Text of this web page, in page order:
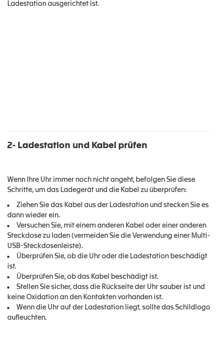
Ladestation ausgerichtet ist.
2- Ladestation und Kabel prüfen
Wenn Ihre Uhr immer noch nicht angeht, befolgen Sie diese
Schritte, um das Ladegerät und die Kabel zu überprüfen:
Ziehen Sie das Kabel aus der Ladestation und stecken Sie es
dann wieder ein.
Versuchen Sie, mit einem anderen Kabel oder einer anderen
Steckdose zu laden (vermeiden Sie die Verwendung einer Multi-
USB-Steckdosenleiste).
Überprüfen Sie, ob die Uhr oder die Ladestation beschädigt
ist.
Überprüfen Sie, ob das Kabel beschädigt ist.
Stellen Sie sicher, dass die Rückseite der Uhr sauber ist und
keine Oxidation an den Kontakten vorhanden ist.
Wenn die Uhr auf der Ladestation liegt, sollte das Schildlogo
aufleuchten.